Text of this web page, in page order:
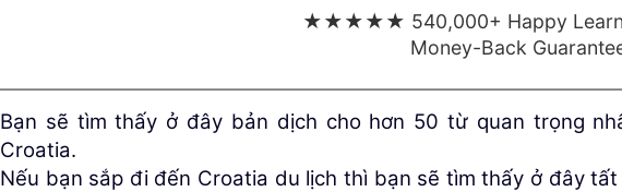
★★★★★ 540,000+ Happy
Money-Back
Bạn sẽ tìm thấy ở đây bản dịch cho hơn 50 từ quan trọng
Croatia.
Nếu bạn sắp đi đến Croatia du lịch thì bạn sẽ tìm thấy ở đây